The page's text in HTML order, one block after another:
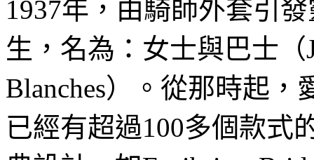
1937年，由騎師外套引
生，名為：女士與巴士（
Blanches）。從那時起
已經有超過100多個款式